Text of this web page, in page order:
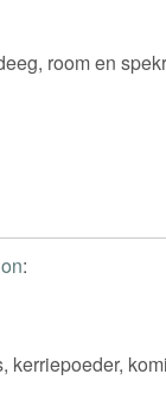
room en
: